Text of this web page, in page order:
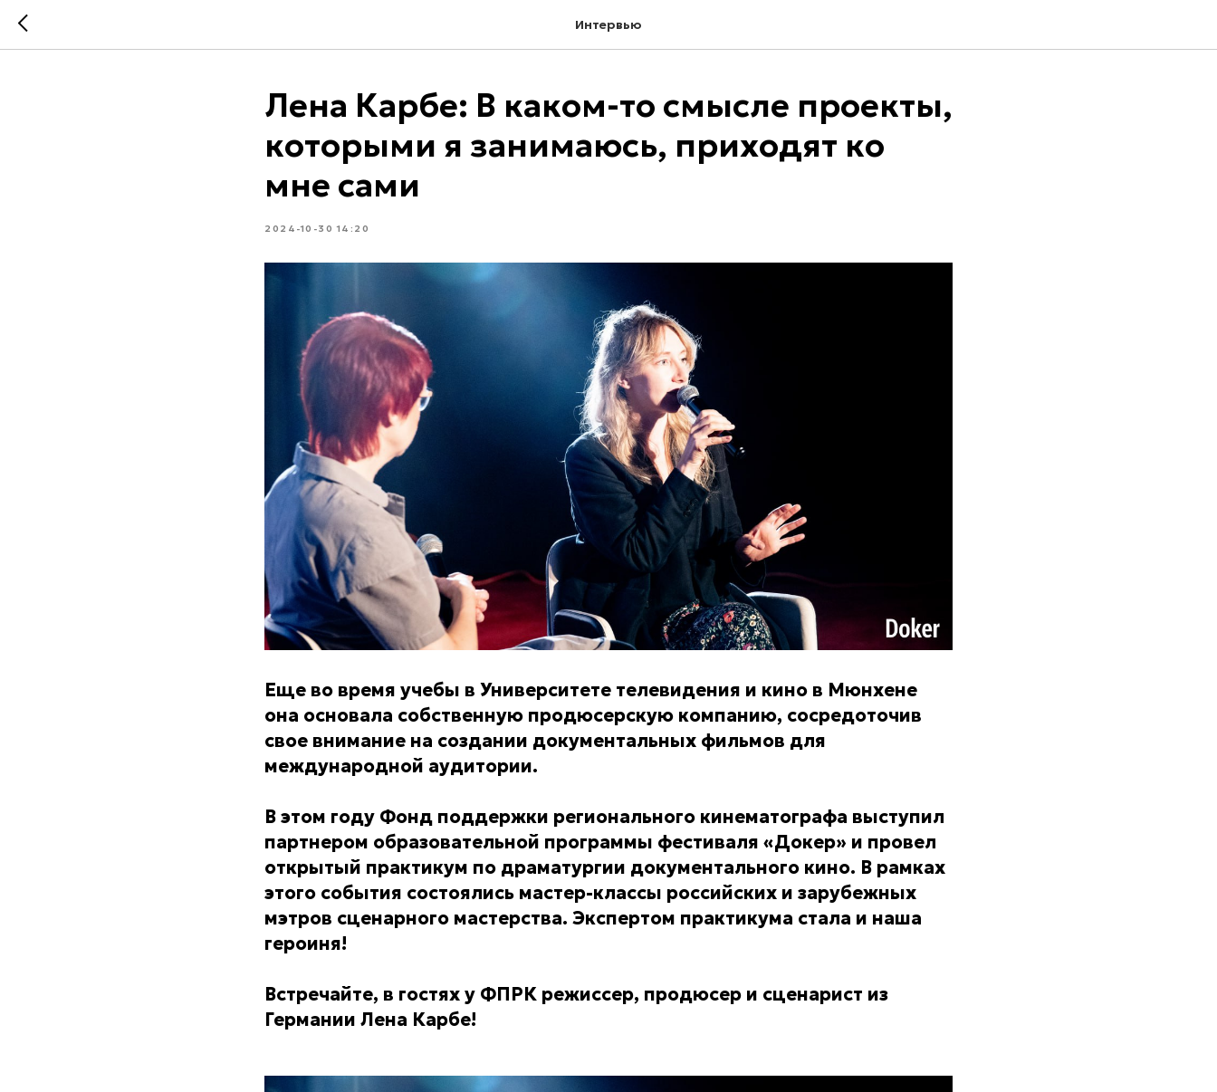
Интервью
Лена Карбе: В каком-то смысле проекты,
которыми я занимаюсь, приходят ко
мне сами
2024-10-30 14:20
Еще во время учебы в Университете телевидения и кино в Мюнхене
она основала собственную продюсерскую компанию, сосредоточив
свое внимание на создании документальных фильмов для
международной аудитории.
В этом году Фонд поддержки регионального кинематографа выступил
партнером образовательной программы фестиваля «Докер» и провел
открытый практикум по драматургии документального кино. В рамках
этого события состоялись мастер-классы российских и зарубежных
мэтров сценарного мастерства. Экспертом практикума стала и наша
героиня!
Встречайте, в гостях у ФПРК режиссер, продюсер и сценарист из
Германии Лена Карбе!